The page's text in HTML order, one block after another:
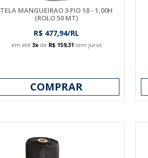
TELA MANGUEIRAO 3 FIO 18 - 1,00H
(ROLO 50 MT)
R$ 477,94/RL
em até 3xde R$ 159,31 sem juros
COMPRAR